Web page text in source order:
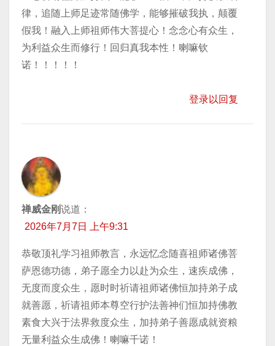
律，追随上师足迹常随佛学，能够摧破我执，颠覆
假我！融入上师祖师伟大菩提心！念念心有众生，
为利益众生而修行！回归真我本性！喇嘛钦
诺！！！！！
登录以回复
禅威金刚说道：
2026年7月7日 上午9:31
恭敬顶礼学习祖师教言，永远忆念随喜祖师诸佛菩
萨恩德功德，弟子愿全力以赴为众生，速疾成佛，
无度而度众生，愿时时祈请祖师诸佛恒加持弟子成
就善愿，祈请祖师本尊空行护法善神们恒加持佛教
素食大兴于法界救度众生，加持弟子善愿成就资粮
无量利益众生成佛！喇嘛千诺！